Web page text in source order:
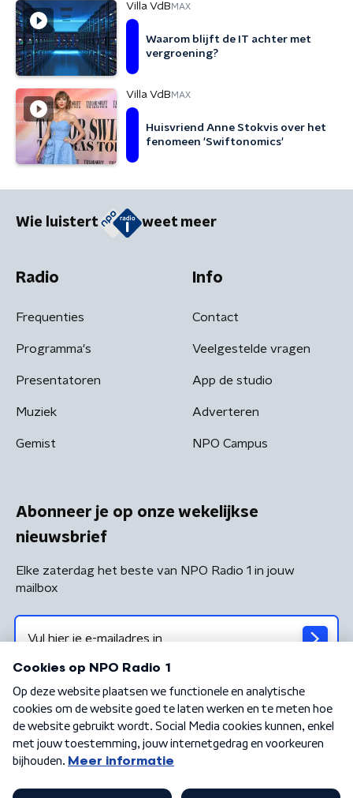
Villa VdB MAX
Waarom blijft de IT achter met
vergroening?
Villa VdB MAX
Huisvriend Anne Stokvis over het
fenomeen 'Swiftonomics'
Wie luistert weet meer
Radio
Frequenties
Programma's
Presentatoren
Muziek
Gemist
Info
Contact
Veelgestelde vragen
App de studio
Adverteren
NPO Campus
Abonneer je op onze wekelijkse
nieuwsbrief
Elke zaterdag het beste van NPO Radio 1 in jouw
mailbox
Algemene voorwaarden